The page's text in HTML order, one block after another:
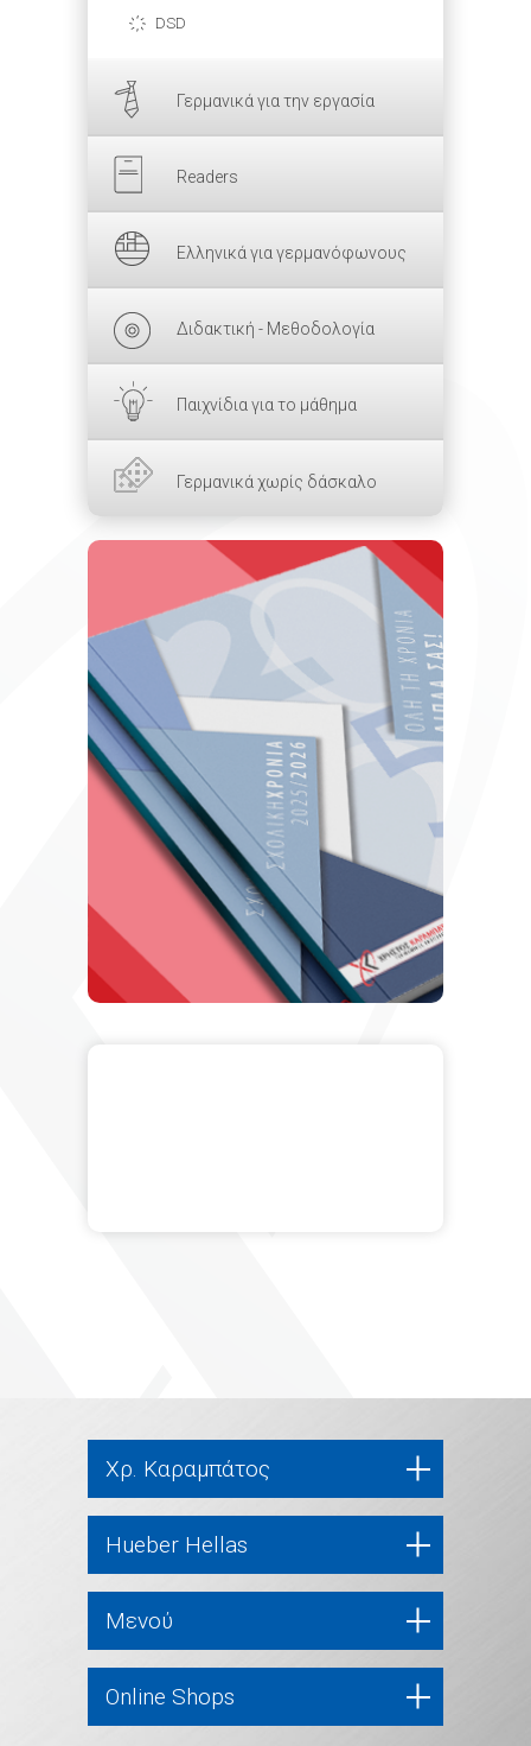
DSD
Γερμανικά για την εργασία
Readers
Ελληνικά για γερμανόφωνους
Διδακτική - Μεθοδολογία
Παιχνίδια για το μάθημα
Γερμανικά χωρίς δάσκαλο
Χρ. Καραμπάτος
Hueber Hellas
Μενού
Online Shops